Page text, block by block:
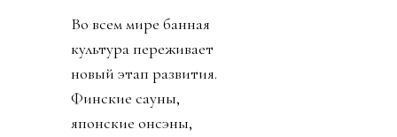
Во всем мире банная
культура переживает
новый этап развития.
Финские сауны,
японские онсэны,